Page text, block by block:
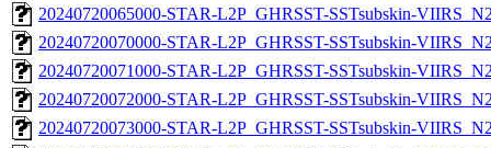
20240720065000-STAR-L2P_GHRSST-SSTsubskin-
20240720070000-STAR-L2P_GHRSST-SSTsubskin-
20240720071000-STAR-L2P_GHRSST-SSTsubskin-
20240720072000-STAR-L2P_GHRSST-SSTsubskin-
20240720073000-STAR-L2P_GHRSST-SSTsubskin-